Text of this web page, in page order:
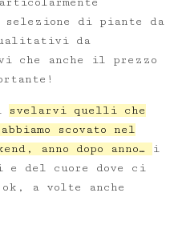
di piante da
da
anche il prezzo
svelarvi quelli che
scovato nel
anno dopo anno…
i
del cuore dove ci
a volte anche